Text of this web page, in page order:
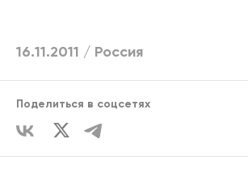
16.11.2011 / Россия
Поделиться в соцсетях